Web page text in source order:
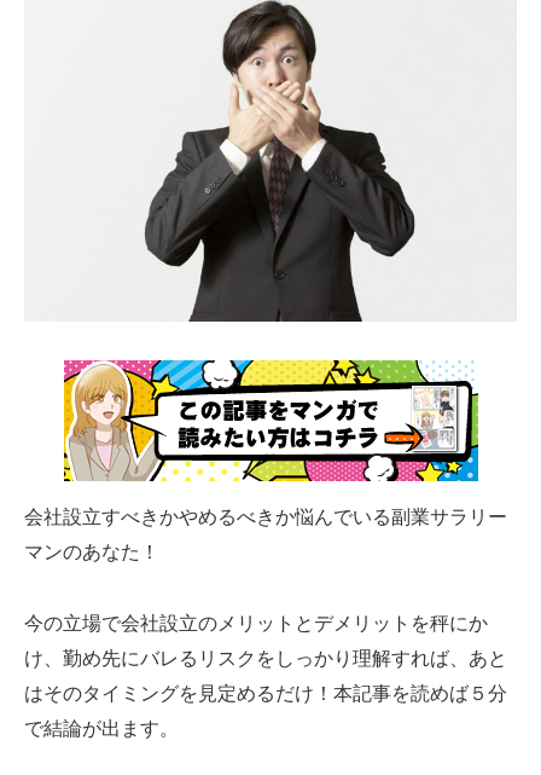
会社設立すべきかやめるべきか悩んでいる副業サラリー
マンのあなた！
今の立場で会社設立のメリットとデメリットを秤にか
け、勤め先にバレるリスクをしっかり理解すれば、あと
はそのタイミングを見定めるだけ！本記事を読めば５分
で結論が出ます。